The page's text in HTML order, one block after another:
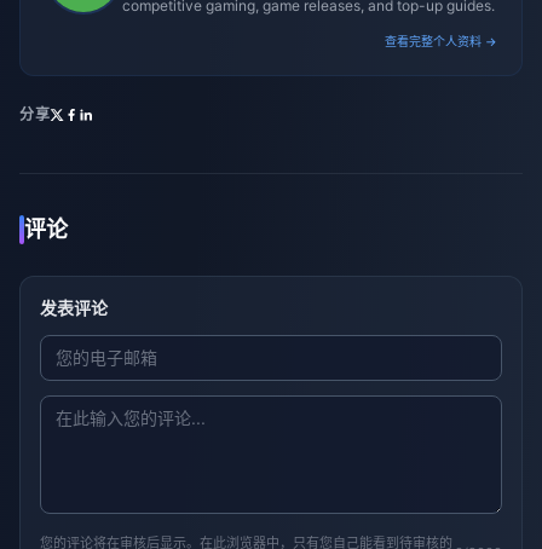
competitive gaming, game releases, and top-up guides.
查看完整个人资料 →
分享
评论
发表评论
您的评论将在审核后显示。在此浏览器中，只有您自己能看到待审核的